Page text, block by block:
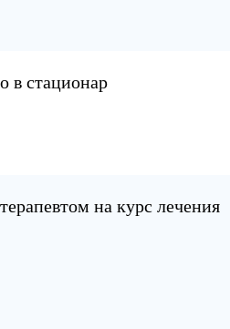
в стационар
на курс лечения